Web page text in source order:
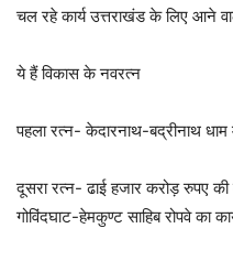
चल रहे कार्य उत्तराखंड के लिए आने
ये हैं विकास के नवरत्न
पहला रत्न- केदारनाथ-बद्रीनाथ धाम
दूसरा रत्न- ढाई हजार करोड़ रुपए
गोविंदघाट-हेमकुण्ट साहिब रोपवे का